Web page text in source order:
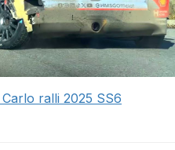
ralli 2025 SS6